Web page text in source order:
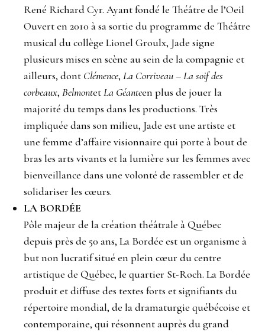
René Richard Cyr. Ayant fondé le Théâtre de l’Oeil
Ouvert en 2010 à sa sortie du programme de Théâtre
musical du collège Lionel Groulx, Jade signe
plusieurs mises en scène au sein de la compagnie et
ailleurs, dont Clémence,La Corriveau – La soif des
corbeaux,BelmontetLa Géanteen plus de jouer la
majorité du temps dans les productions. Très
impliquée dans son milieu, Jade est une artiste et
une femme d’affaire visionnaire qui porte à bout de
bras les arts vivants et la lumière sur les femmes avec
bienveillance dans une volonté de rassembler et de
solidariser les cœurs.
LA BORDÉE
Pôle majeur de la création théâtrale à Québec
depuis près de 50 ans, La Bordée est un organisme à
but non lucratif situé en plein cœur du centre
artistique de Québec, le quartier St-Roch. La Bordée
produit et diffuse des textes forts et signifiants du
répertoire mondial, de la dramaturgie québécoise et
contemporaine, qui résonnent auprès du grand